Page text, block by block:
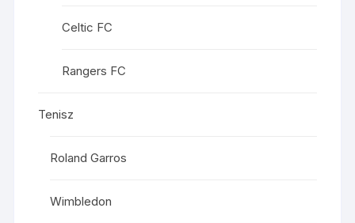
Celtic FC
Rangers FC
Tenisz
Roland Garros
Wimbledon